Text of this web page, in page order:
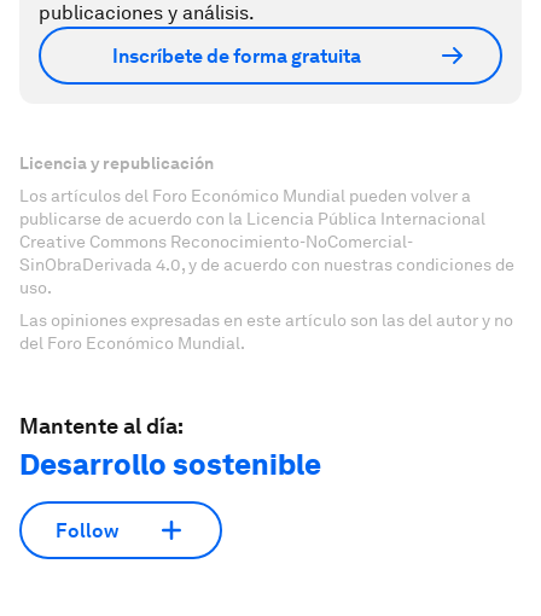
publicaciones y análisis.
Inscríbete de forma gratuita
Licencia y republicación
Los artículos del Foro Económico Mundial pueden volver a
publicarse de acuerdo con la Licencia Pública Internacional
Creative Commons Reconocimiento-NoComercial-
SinObraDerivada 4.0, y de acuerdo con nuestras condiciones de
uso.
Las opiniones expresadas en este artículo son las del autor y no
del Foro Económico Mundial.
Mantente al día:
Desarrollo sostenible
Follow